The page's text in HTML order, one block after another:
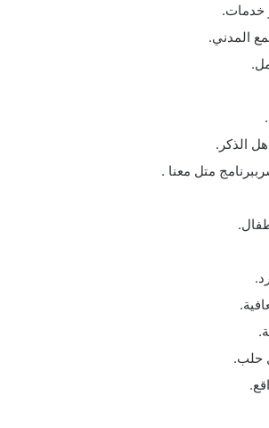
خدمات.
المدني.
الذكر.
متل معنا .
حلب.